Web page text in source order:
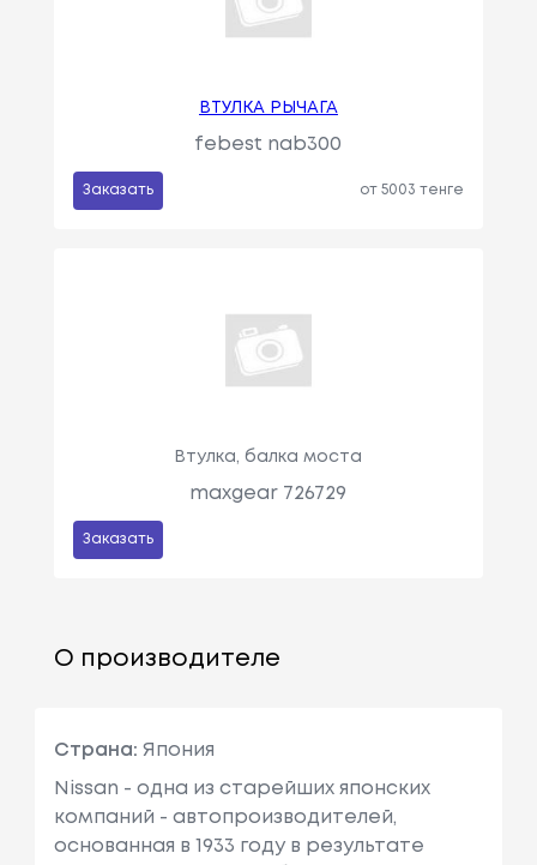
ВТУЛКА РЫЧАГА
febest nab300
Заказать от 5003 тенге
Втулка, балка моста
maxgear 726729
Заказать
О производителе
Страна: Япония
Nissan - одна из старейших японских
компаний - автопроизводителей,
основанная в 1933 году в результате